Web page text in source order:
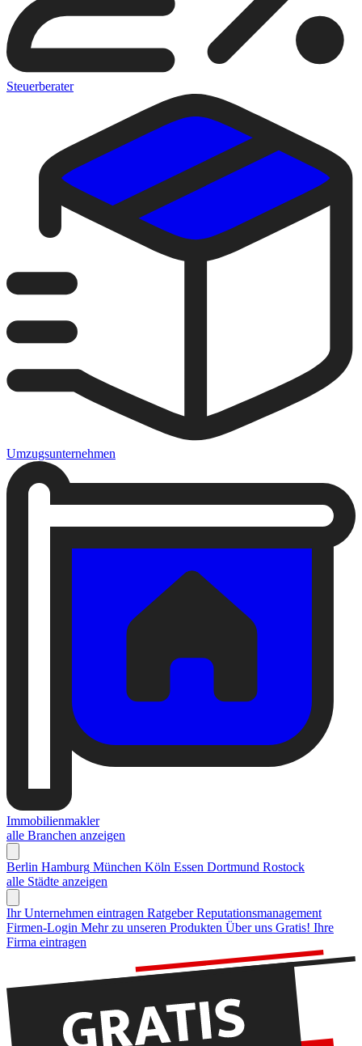
Steuerberater
Umzugsunternehmen
Immobilienmakler
alle Branchen anzeigen
Berlin Hamburg München Köln Essen Dortmund Rostock
alle Städte anzeigen
Ihr Unternehmen eintragen Ratgeber Reputationsmanagement
Firmen-Login Mehr zu unseren Produkten Über uns Gratis! Ihre
Firma eintragen